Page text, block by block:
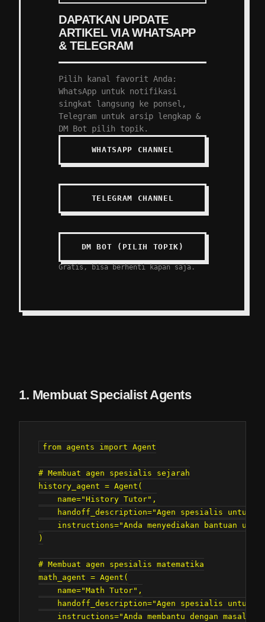
DAPATKAN UPDATE
ARTIKEL VIA WHATSAPP
& TELEGRAM
Pilih kanal favorit Anda:
WhatsApp untuk notifikasi
singkat langsung ke ponsel,
Telegram untuk arsip lengkap &
DM Bot pilih topik.
WHATSAPP CHANNEL
TELEGRAM CHANNEL
DM BOT (PILIH TOPIK)
Gratis, bisa berhenti kapan saja.
1. Membuat Specialist Agents
from agents import Agent
# Membuat agen spesialis sejarah
history_agent = Agent(
    name="History Tutor",
handoff_description="Agen spesialis untuk
instructions="Anda menyediakan bantuan
)
# Membuat agen spesialis matematika
math_agent = Agent(
    name="Math Tutor",
handoff_description="Agen spesialis untuk
instructions="Anda membantu dengan masalah